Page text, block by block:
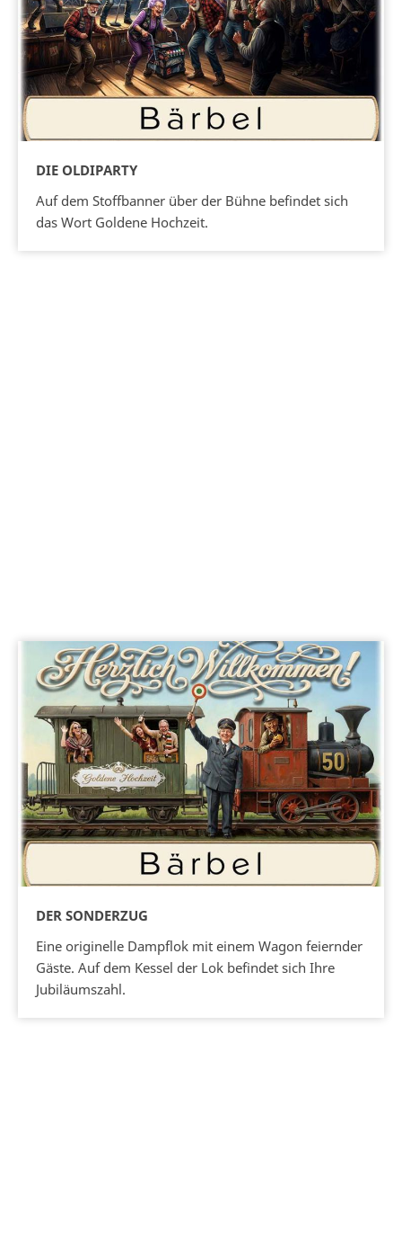
DIE OLDIPARTY
Auf dem Stoffbanner über der Bühne befindet sich
das Wort Goldene Hochzeit.
rechts in die Karte eingesetzt.
DER SONDERZUG
Eine originelle Dampflok mit einem Wagon feiernder
Gäste. Auf dem Kessel der Lok befindet sich Ihre
Jubiläumszahl.